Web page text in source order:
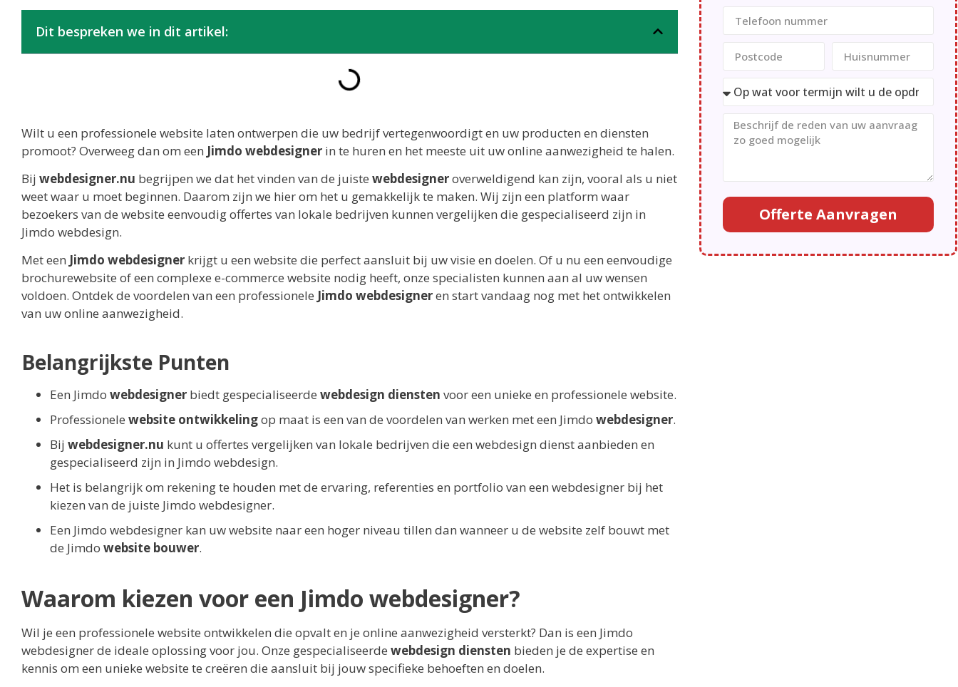
Dit bespreken we in dit artikel:
Wilt u een professionele website laten ontwerpen die uw bedrijf vertegenwoordigt en uw producten en diensten
promoot? Overweeg dan om een Jimdo webdesigner in te huren en het meeste uit uw online aanwezigheid te halen.
Bij webdesigner.nu begrijpen we dat het vinden van de juiste webdesigneroverweldigend kan zijn, vooral als u niet
weet waar u moet beginnen. Daarom zijn we hier om het u gemakkelijk te maken. Wij zijn een platform waar
bezoekers van de website eenvoudig offertes van lokale bedrijven kunnen vergelijken die gespecialiseerd zijn in
Jimdo webdesign.
Met een Jimdo webdesigner krijgt u een website die perfect aansluit bij uw visie en doelen. Of u nu een eenvoudige
brochurewebsite of een complexe e-commerce website nodig heeft, onze specialisten kunnen aan al uw wensen
voldoen. Ontdek de voordelen van een professionele Jimdo webdesigneren start vandaag nog met het ontwikkelen
van uw online aanwezigheid.
Belangrijkste Punten
Een Jimdo webdesigner biedt gespecialiseerde webdesign diensten voor een unieke en professionele website.
Professionele website ontwikkelingop maat is een van de voordelen van werken met een Jimdo webdesigner.
Bij webdesigner.nu kunt u offertes vergelijken van lokale bedrijven die een webdesign dienst aanbieden en
gespecialiseerd zijn in Jimdo webdesign.
Het is belangrijk om rekening te houden met de ervaring, referenties en portfolio van een webdesigner bij het
kiezen van de juiste Jimdo webdesigner.
Een Jimdo webdesigner kan uw website naar een hoger niveau tillen dan wanneer u de website zelf bouwt met
de Jimdo website bouwer.
Waarom kiezen voor een Jimdo webdesigner?
Wil je een professionele website ontwikkelen die opvalt en je online aanwezigheid versterkt? Dan is een Jimdo
webdesigner de ideale oplossing voor jou. Onze gespecialiseerde webdesign diensten bieden je de expertise en
kennis om een unieke website te creëren die aansluit bij jouw specifieke behoeften en doelen.
Offerte Aanvragen